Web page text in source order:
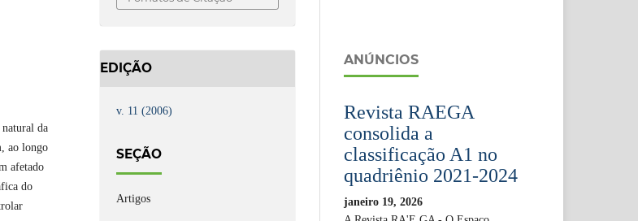
natural da
ao longo
afetado
do
EDIÇÃO
v. 11 (2006)
SEÇÃO
Artigos
ANÚNCIOS
Revista RAEGA
consolida a
classificação A1 no
quadriênio 2021-2024
janeiro 19, 2026